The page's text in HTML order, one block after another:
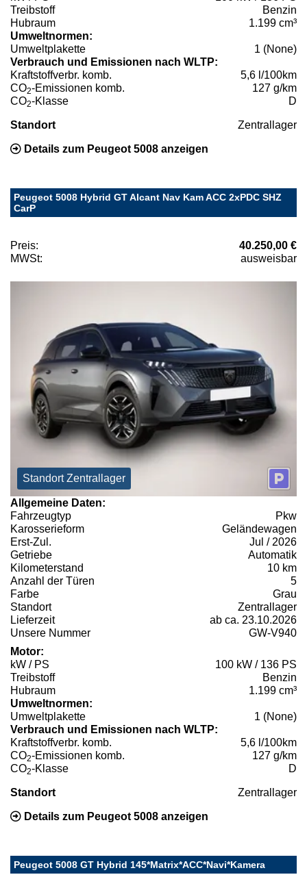
Treibstoff
Benzin
Hubraum
1.199 cm³
Umweltnormen:
Umweltplakette
1 (None)
Verbrauch und Emissionen nach WLTP:
Kraftstoffverbr. komb.
5,6 l/100km
CO2-Emissionen komb.
127 g/km
CO2-Klasse D
Standort Zentrallager
Details zum Peugeot 5008 anzeigen
Peugeot 5008 Hybrid GT Alcant Nav Kam ACC 2xPDC SHZ
CarP
Preis:
40.250,00 €
MWSt:
ausweisbar
Standort Zentrallager
Allgemeine Daten:
Fahrzeugtyp
Pkw
Karosserieform
Geländewagen
Erst-Zul.
Jul / 2026
Getriebe
Automatik
Kilometerstand
10 km
Anzahl der Türen
5
Farbe
Grau
Standort
Zentrallager
Lieferzeit
ab ca. 23.10.2026
Unsere Nummer
GW-V940
Motor:
kW / PS
100 kW / 136 PS
Treibstoff
Benzin
Hubraum
1.199 cm³
Umweltnormen:
Umweltplakette
1 (None)
Verbrauch und Emissionen nach WLTP:
Kraftstoffverbr. komb.
5,6 l/100km
CO2-Emissionen komb.
127 g/km
CO2-Klasse D
Standort Zentrallager
Details zum Peugeot 5008 anzeigen
Peugeot 5008 GT Hybrid 145*Matrix*ACC*Navi*Kamera